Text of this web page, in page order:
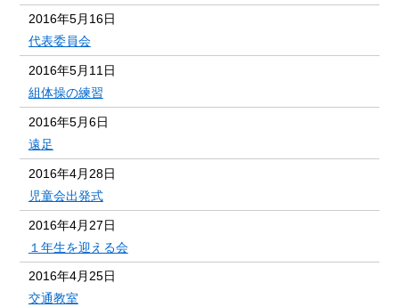
2016年5月16日
代表委員会
2016年5月11日
組体操の練習
2016年5月6日
遠足
2016年4月28日
児童会出発式
2016年4月27日
１年生を迎える会
2016年4月25日
交通教室